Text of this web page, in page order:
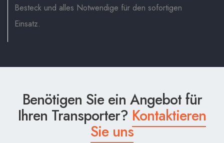
Besteck und alles Notwendige für den sofortigen
Einsatz.
Benötigen Sie ein Angebot für
Ihren Transporter? Kontaktieren
Sie uns